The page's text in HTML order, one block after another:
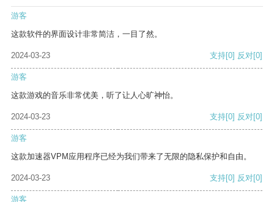
游客
这款软件的界面设计非常简洁，一目了然。
2024-03-23 支持[0] 反对[0]
游客
这款游戏的音乐非常优美，听了让人心旷神怡。
2024-03-23 支持[0] 反对[0]
游客
这款加速器VPM应用程序已经为我们带来了无限的隐私保护和自由。
2024-03-23 支持[0] 反对[0]
游客